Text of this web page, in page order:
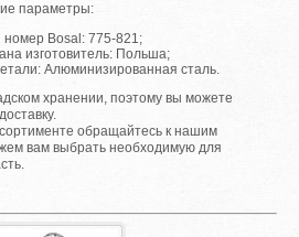
параметры:
номер Bosal: 775-821;
изготовитель: Польша;
Алюминизированная сталь.
хранении, поэтому вы можете
обращайтесь к нашим
вам выбрать необходимую для